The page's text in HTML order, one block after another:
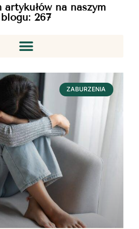
na naszym
blogu: 267
ZABURZENIA